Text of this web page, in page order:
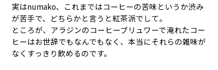
実はnumako、これまではコーヒーの苦味というか渋み
が苦手で、どちらかと言うと紅茶派でして。
ところが、アラジンのコーヒーブリュワーで淹れたコー
ヒーはお世辞でもなんでもなく、本当にそれらの雑味が
なくすっきり飲めるのです。